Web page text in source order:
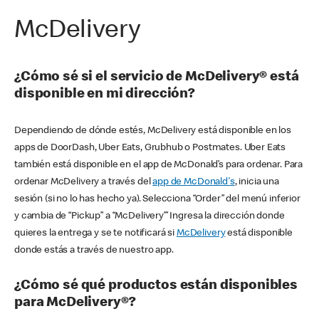
McDelivery
¿Cómo sé si el servicio de McDelivery® está
disponible en mi dirección?
Dependiendo de dónde estés, McDelivery está disponible en los
apps de DoorDash, Uber Eats, Grubhub o Postmates. Uber Eats
también está disponible en el app de McDonald’s para ordenar. Para
ordenar McDelivery a través delapp de McDonald's, inicia una
sesión (si no lo has hecho ya). Selecciona “Order” del menú inferior
y cambia de “Pickup” a “McDelivery’” Ingresa la dirección donde
quieres la entrega y se te notificará si McDeliveryestá disponible
donde estás a través de nuestro app.
¿Cómo sé qué productos están disponibles
para McDelivery®?